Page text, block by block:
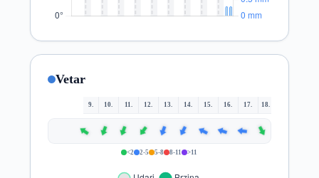
Vetar
9. 10. 11. 12. 13. 14. 15. 16. 17. 18.